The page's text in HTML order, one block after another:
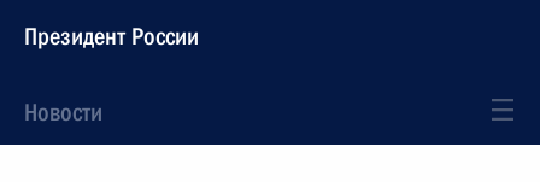
Президент России
Новости